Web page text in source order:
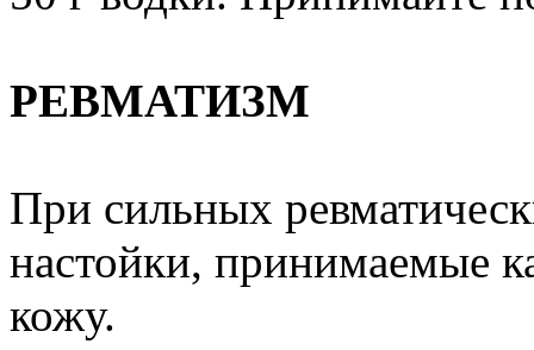
РЕВМАТИЗМ
При сильных
настойки, принимаемые
кожу.